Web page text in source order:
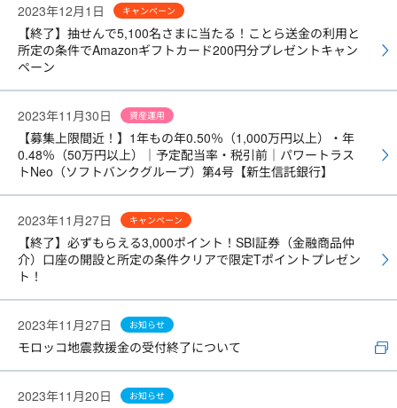
2023年12月1日 キャンペーン
【終了】抽せんで5,100名さまに当たる！ことら送金の利用と
所定の条件でAmazonギフトカード200円分プレゼントキャン
ペーン
2023年11月30日 資産運用
【募集上限間近！】1年もの年0.50％（1,000万円以上）・年
0.48％（50万円以上）｜予定配当率・税引前｜パワートラス
トNeo（ソフトバンクグループ）第4号【新生信託銀行】
2023年11月27日 キャンペーン
【終了】必ずもらえる3,000ポイント！SBI証券（金融商品仲
介）口座の開設と所定の条件クリアで限定Tポイントプレゼン
ト！
2023年11月27日 お知らせ
モロッコ地震救援金の受付終了について
2023年11月20日 お知らせ